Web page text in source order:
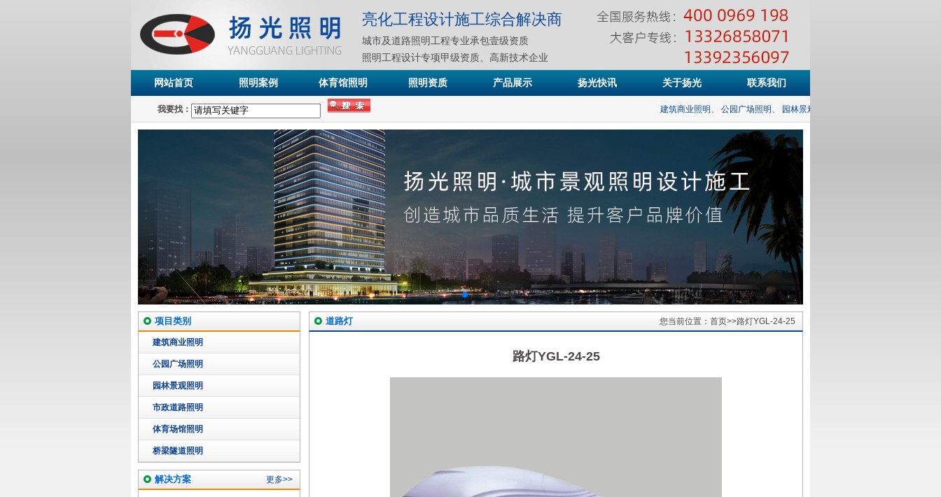
亮化工程设计施工综合解决商
城市及道路照明工程专业承包壹级资质
照明工程设计专项甲级资质、高新技术企业
网站首页 照明案例 体育馆照明 照明资质 产品展示 扬光快讯 关于扬光 联系我们
我要找： 建筑商业照明、 公园广场照明、 园林景观照明
项目类别
建筑商业照明
公园广场照明
园林景观照明
市政道路照明
体育场馆照明
桥梁隧道照明
解决方案 更多>>
道路灯 您当前位置：首页>>路灯YGL-24-25
路灯YGL-24-25